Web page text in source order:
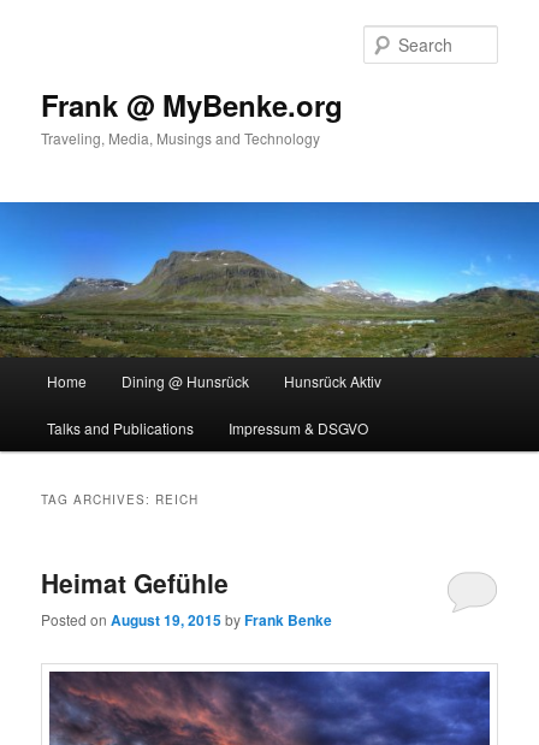
Frank @ MyBenke.org
Traveling, Media, Musings and Technology
Home Dining @ Hunsrück Hunsrück Aktiv
Talks and Publications Impressum & DSGVO
TAG ARCHIVES: REICH
Heimat Gefühle
Posted onAugust 19, 2015byFrank Benke